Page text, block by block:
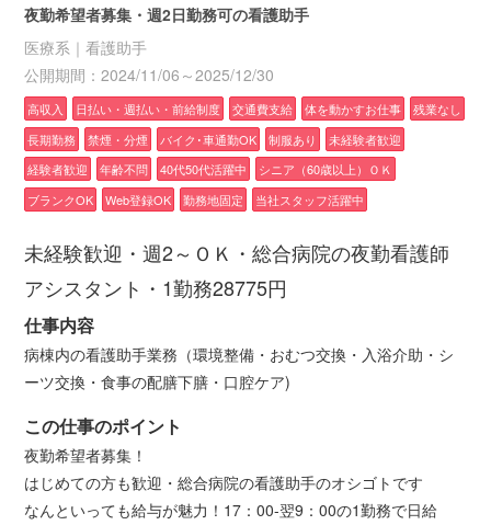
夜勤希望者募集・週2日勤務可の看護助手
医療系｜看護助手
公開期間：2024/11/06～2025/12/30
高収入 日払い・週払い・前給制度 交通費支給 体を動かすお仕事
残業なし
長期勤務
禁煙・分煙 バイク･車通勤OK 制服あり
未経験者歓迎
経験者歓迎
年齢不問 40代50代活躍中
シニア（60歳以上）ＯＫ
ブランクOK
Web登録OK 勤務地固定 当社スタッフ活躍中
未経験歓迎・週2～ＯＫ・総合病院の夜勤看護師
アシスタント・1勤務28775円
仕事内容
病棟内の看護助手業務（環境整備・おむつ交換・入浴介助・シ
ーツ交換・食事の配膳下膳・口腔ケア)
この仕事のポイント
夜勤希望者募集！
はじめての方も歓迎・総合病院の看護助手のオシゴトです
なんといっても給与が魅力！17：00-翌9：00の1勤務で日給